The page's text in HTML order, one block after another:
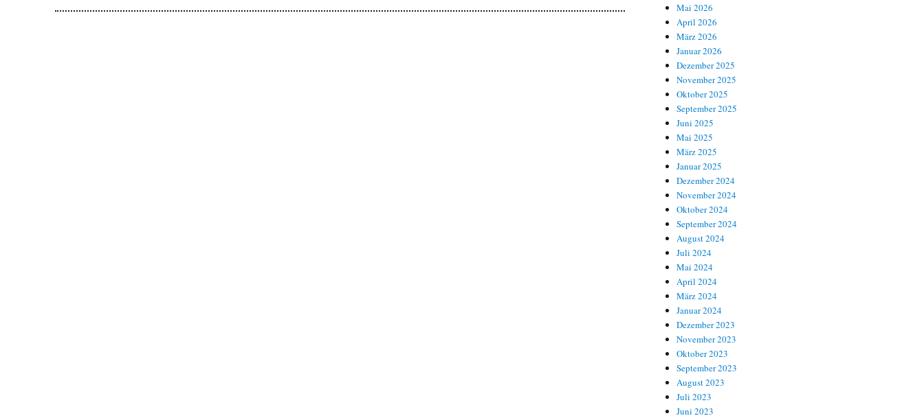
Mai 2026
April 2026
März 2026
Januar 2026
Dezember 2025
November 2025
Oktober 2025
September 2025
Juni 2025
Mai 2025
März 2025
Januar 2025
Dezember 2024
November 2024
Oktober 2024
September 2024
August 2024
Juli 2024
Mai 2024
April 2024
März 2024
Januar 2024
Dezember 2023
November 2023
Oktober 2023
September 2023
August 2023
Juli 2023
Juni 2023